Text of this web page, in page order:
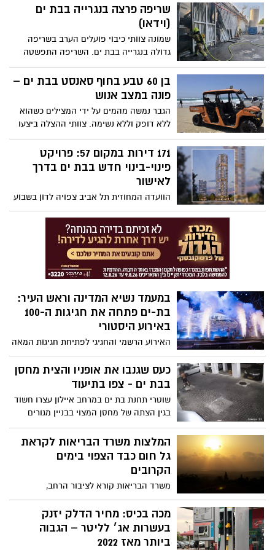
ישראל מגבירים את המתיחות באזור. בישראל
אין בשלב זה שינוי בהנחיות פיקוד העורף, אך
ההתפתחויות מחשש להסלמה שתוביל לירי
שריפה פרצה בנגרייה בבת ים
(וידאו)
שמונה צוותי כיבוי פועלים הערב בשריפה
גדולה בנגרייה בבת ים. השריפה התפשטה
למבנים סמוכים וכוחות הכיבוי פועלים להשגת
שליטה בן 60 טבע בחוף סאנסט בבת ים –
פונה במצב אנוש
הגבר נמשה מהמים על ידי המצילים כשהוא
ללא דופק וללא נשימה. צוותי ההצלה ביצעו
פעולות החייאה בזירה והוא פונה לבית
החולים במצב אנוש
171 דירות במקום 57: פרויקט
פינוי-בינוי חדש בבת ים בדרך
לאישור
הוועדה המחוזית תל אביב צפויה לדון בשבוע
הבא בהתנגדויות לתוכנית ההתחדשות
ברחובות יוספטל והרב קוקיס בבת ים, ולאחר
מכן להעניק לה תוקף. במסגרת הפרויקט
ייהרסו חמישה בניינים ישנים ובמקומם יוקם
מגדל מגורים בן 30 קומות עם חזית מסחרית
במעמד נשיא המדינה וראש העיר:
בת-ים פתחה את חגיגות ה-100
באירוע היסטורי
האירוע הרשמי והחגיגי לפתיחת חגיגות המאה
לבת-ים התקיים השבוע במתחם Albi beach,
בהשתתפות אלפי תושבים ומבקרים מכל
רחבי הארץ שהיו שותפים לרגע היסטורי
משותפת שהפכה את בת-ים לאחת הערים
המתפתחות והמובילות בישראל
כעס שגנבו את אופניו והצית מחסן
בבת ים - צפו בתיעוד
שוטרי תחנת בת ים במרחב איילון עצרו חשוד
בגין הצתה של מחסן המצוי בבניין מגורים
בעיר וזאת בעקבות כעסו על גניבת אופניו;
מעצרו הוארך והיום הוגשה נגדו הצהרת תובע
המלצות משרד הבריאות לקראת
גל חום כבד הצפוי בימים
הקרובים
משרד הבריאות קורא לציבור הרחב,
לאוכלוסיית הקשישים, ילדים, נשים הרות
ולחולים במחלות כרוניות בפרט, להקפיד
ולהימנע ככל האפשר מחשיפה לחום ולשמש,
להימנע ממאמץ גופני שאינו הכרחי, להקפיד
מכה בכיס: מחיר הדלק יזנק
בעשרות אג׳ לליטר – הגבוה
ביותר מאז 2022